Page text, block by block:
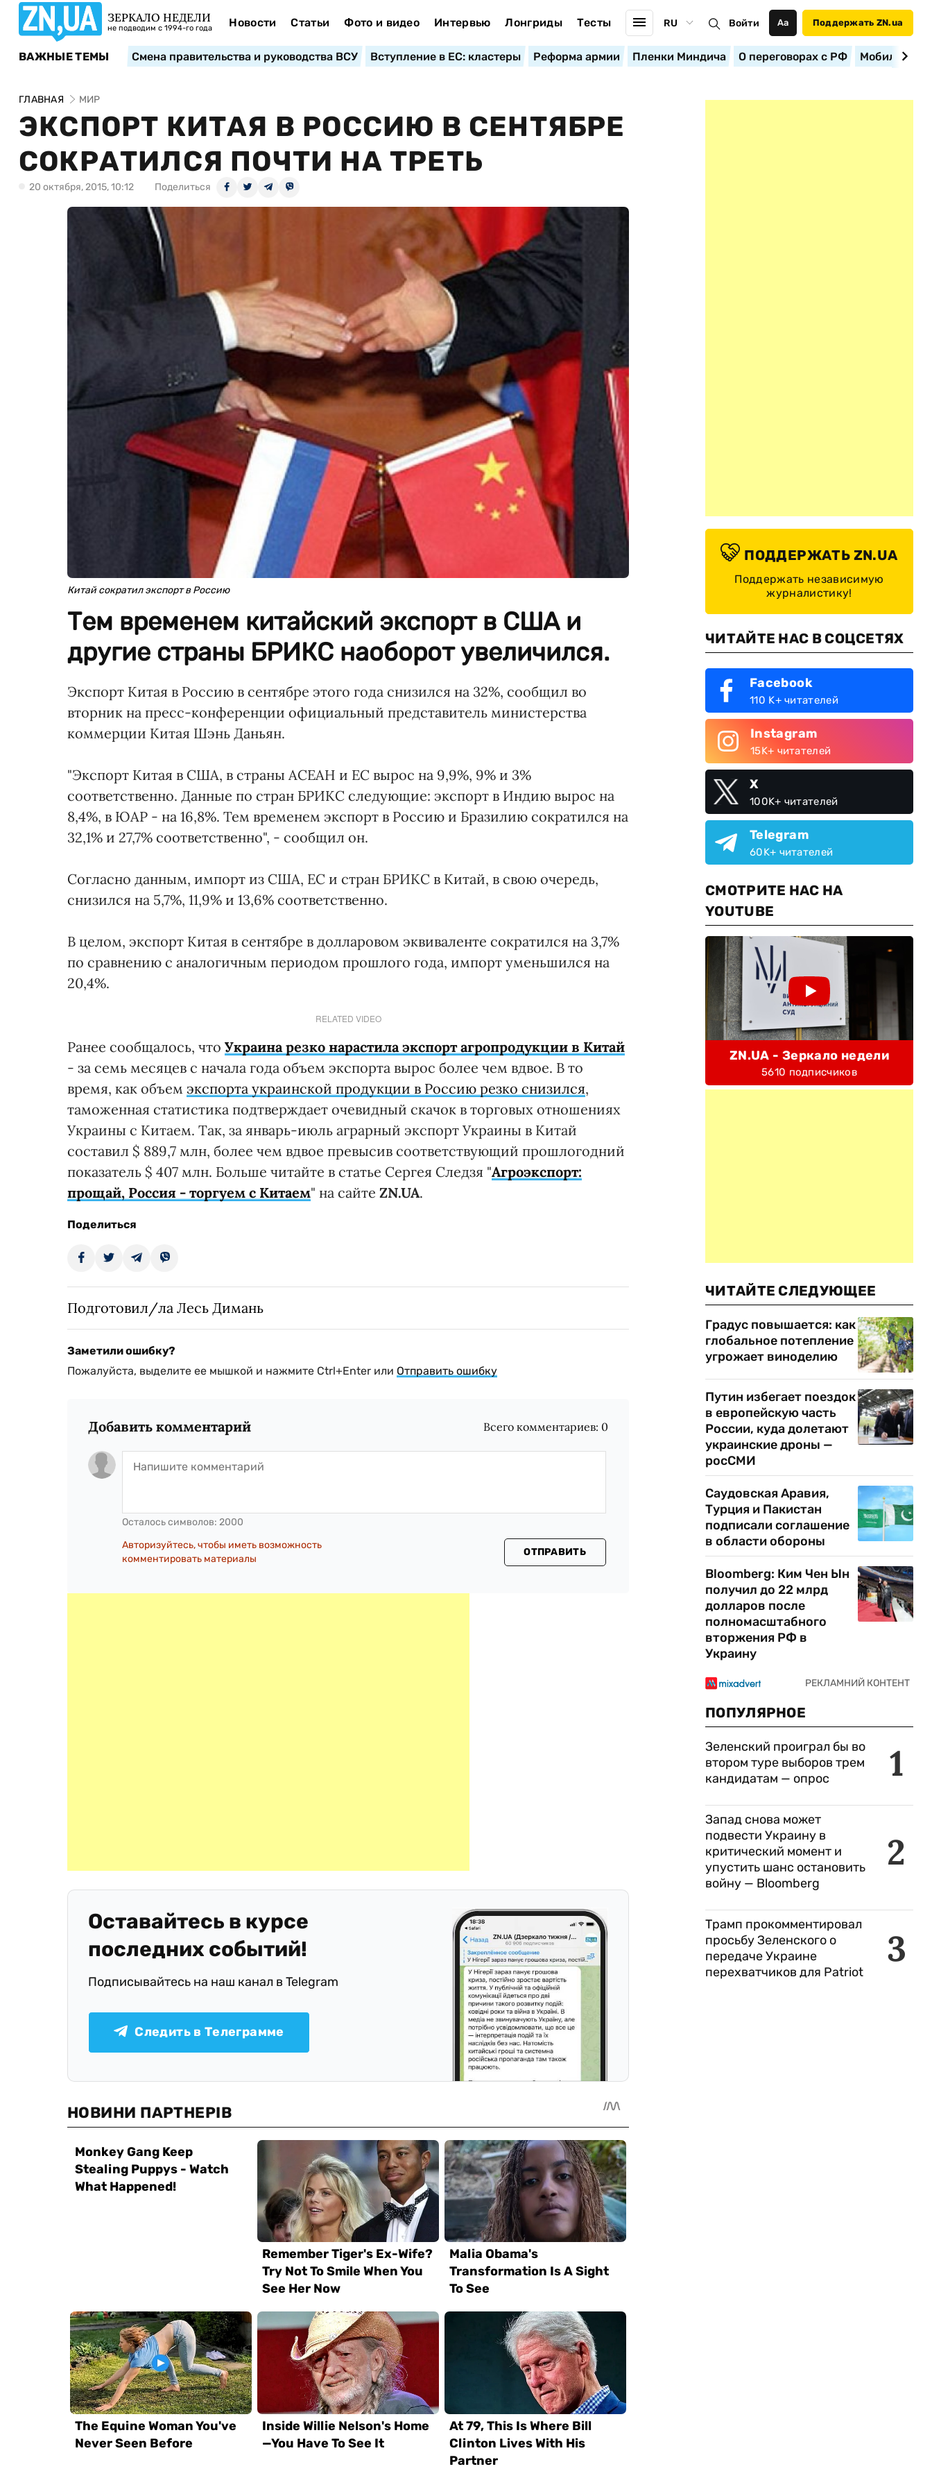
ЗЕРКАЛО НЕДЕЛИ
не подводим с 1994-го года Новости Статьи Фото и видео Интервью Лонгриды Тесты RU Войти Аа Поддержать ZN.ua
ВАЖНЫЕ ТЕМЫ Смена правительства и руководства ВСУ Вступление в ЕС: кластеры Реформа армии Пленки Миндича О переговорах с РФ
ГЛАВНАЯ МИР
ЭКСПОРТ КИТАЯ В РОССИЮ В СЕНТЯБРЕ
СОКРАТИЛСЯ ПОЧТИ НА ТРЕТЬ
20 октября, 2015, 10:12 Поделиться
Китай сократил экспорт в Россию
Тем временем китайский экспорт в США и
другие страны БРИКС наоборот увеличился.
Экспорт Китая в Россию в сентябре этого года снизился на 32%, сообщил во
вторник на пресс-конференции официальный представитель министерства
коммерции Китая Шэнь Даньян.
"Экспорт Китая в США, в страны АСЕАН и ЕС вырос на 9,9%, 9% и 3%
соответственно. Данные по стран БРИКС следующие: экспорт в Индию вырос на
8,4%, в ЮАР - на 16,8%. Тем временем экспорт в Россию и Бразилию сократился на
32,1% и 27,7% соответственно", - сообщил он.
Согласно данным, импорт из США, ЕС и стран БРИКС в Китай, в свою очередь,
снизился на 5,7%, 11,9% и 13,6% соответственно.
В целом, экспорт Китая в сентябре в долларовом эквиваленте сократился на 3,7%
по сравнению с аналогичным периодом прошлого года, импорт уменьшился на
20,4%.
RELATED VIDEO
Ранее сообщалось, что Украина резко нарастила экспорт агропродукции в Китай
- за семь месяцев с начала года объем экспорта вырос более чем вдвое. В то
время, как объем экспорта украинской продукции в Россию резко снизился,
таможенная статистика подтверждает очевидный скачок в торговых отношениях
Украины с Китаем. Так, за январь-июль аграрный экспорт Украины в Китай
составил $ 889,7 млн, более чем вдвое превысив соответствующий прошлогодний
показатель $ 407 млн. Больше читайте в статье Сергея Следзя "Агроэкспорт:
прощай, Россия - торгуем с Китаем" на сайте ZN.UA.
Поделиться
Подготовил/ла Лесь Димань
Заметили ошибку?
Пожалуйста, выделите ее мышкой и нажмите Ctrl+Enter или Отправить ошибку
Добавить комментарий Всего комментариев: 0
Осталось символов: 2000
Авторизуйтесь, чтобы иметь возможность
комментировать материалы
ОТПРАВИТЬ
Оставайтесь в курсе
последних событий!
Подписывайтесь на наш канал в Telegram
Следить в Телеграмме
ПОДДЕРЖАТЬ ZN.UA
Поддержать независимую
журналистику!
ЧИТАЙТЕ НАС В СОЦСЕТЯХ
Facebook
110 K+ читателей
Instagram
15K+ читателей
X
100K+ читателей
Telegram
60K+ читателей
СМОТРИТЕ НАС НА
YOUTUBE
ZN.UA - Зеркало недели
5610 подписчиков
ЧИТАЙТЕ СЛЕДУЮЩЕЕ
Градус повышается: как
глобальное потепление
угрожает виноделию
Путин избегает поездок
в европейскую часть
России, куда долетают
украинские дроны —
росСМИ
Саудовская Аравия,
Турция и Пакистан
подписали соглашение
в области обороны
Bloomberg: Ким Чен Ын
получил до 22 млрд
долларов после
полномасштабного
вторжения РФ в
Украину
ПОПУЛЯРНОЕ
1
Зеленский проиграл бы во
втором туре выборов трем
кандидатам — опрос
2
Запад снова может
подвести Украину в
критический момент и
упустить шанс остановить
войну — Bloomberg
3
Трамп прокомментировал
просьбу Зеленского о
передаче Украине
перехватчиков для Patriot